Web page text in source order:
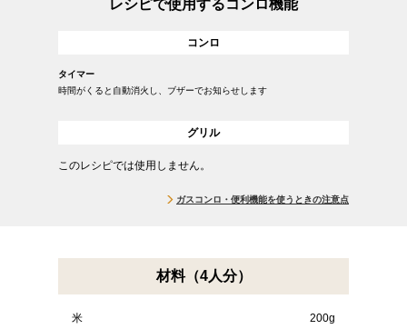
レシピで使用するコンロ機能
コンロ
タイマー
時間がくると自動消火し、ブザーでお知らせします
グリル
このレシピでは使用しません。
ガスコンロ・便利機能を使うときの注意点
材料（4人分）
米 200g